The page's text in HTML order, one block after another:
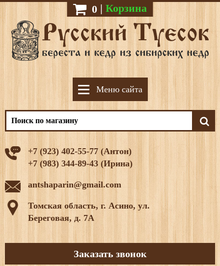
0 | Корзина
Меню сайта
+7 (923) 402-55-77 (Антон)
+7 (983) 344-89-43 (Ирина)
antshaparin@gmail.com
Томская область, г. Асино, ул.
Береговая, д. 7А
Заказать звонок